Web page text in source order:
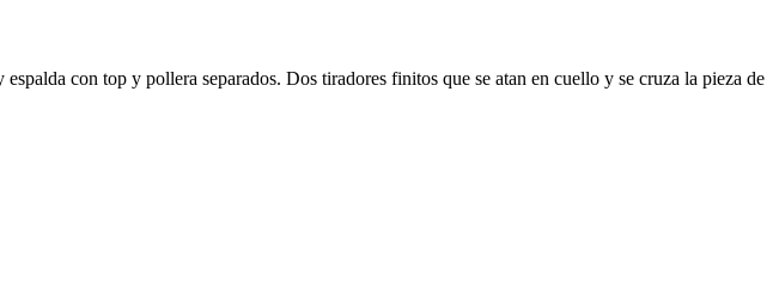
con top y pollera separados. Dos tiradores finitos que se atan en cuello y se cruza la pieza de